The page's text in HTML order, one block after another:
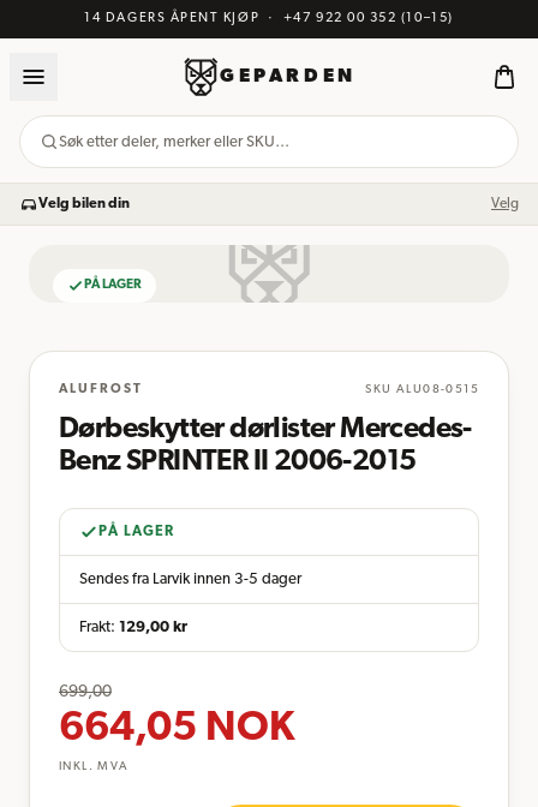
14 DAGERS ÅPENT KJØP · +47 922 00 352 (10–15)
GEPARDEN
Søk etter deler, merker eller SKU…
Velg bilen din Velg
PÅ LAGER
ALUFROST SKU ALU08-0515
Dørbeskytter dørlister Mercedes-
Benz SPRINTER II 2006-2015
PÅ LAGER
Sendes fra Larvik innen 3-5 dager
Frakt: 129,00 kr
699,00
664,05 NOK
INKL. MVA